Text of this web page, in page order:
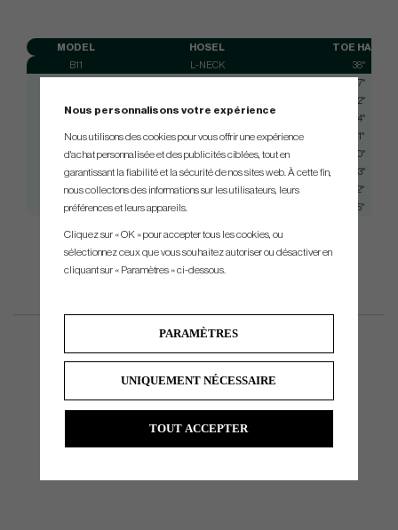
MODEL HOSEL
TOE HANG
B11
L-NECK
38°
57°
52°
34°
M21
L-NECK
21°
M27
SINGLE BEND
10°
M33
SMALL SLANT
33°
M37
SINGLE BEND
12°
M47
SINGLE BEND 15°
Nous personnalisons votre expérience
Nous utilisons des cookies pour vous offrir une expérience
d'achat personnalisée et des publicités ciblées, tout en
garantissant la fiabilité et la sécurité de nos sites web. À cette fin,
nous collectons des informations sur les utilisateurs, leurs
préférences et leurs appareils.
Cliquez sur « OK » pour accepter tous les cookies, ou
sélectionnez ceux que vous souhaitez autoriser ou désactiver en
cliquant sur « Paramètres » ci-dessous.
PARAMÈTRES
UNIQUEMENT NÉCESSAIRE
TOUT ACCEPTER